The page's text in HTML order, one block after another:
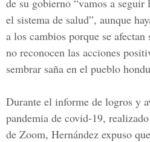
de su gobierno “vamos a
el sistema de salud”, aunque
a los cambios porque se
no reconocen las acciones
sembrar saña en el pueblo
Durante el informe de logros y
pandemia de covid-19,
de Zoom, Hernández expuso